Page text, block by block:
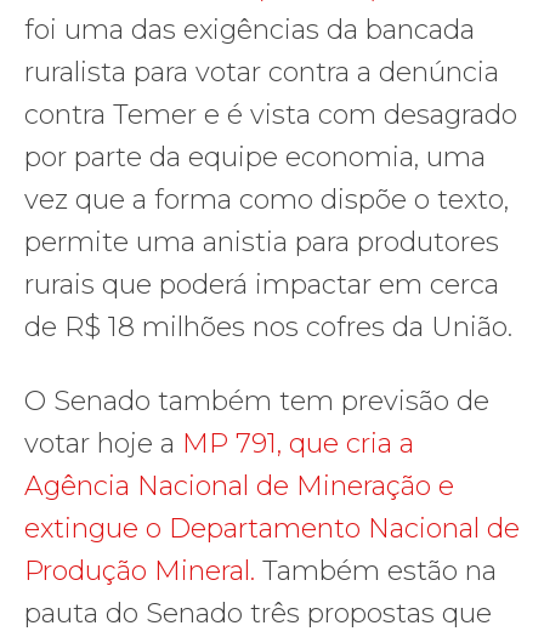
foi uma das exigências da bancada
ruralista para votar contra a denúncia
contra Temer e é vista com desagrado
por parte da equipe economia, uma
vez que a forma como dispõe o texto,
permite uma anistia para produtores
rurais que poderá impactar em cerca
de R$ 18 milhões nos cofres da União.
O Senado também tem previsão de
votar hoje a MP 791, que cria a
Agência Nacional de Mineração e
extingue o Departamento Nacional de
Produção Mineral. Também estão na
pauta do Senado três propostas que